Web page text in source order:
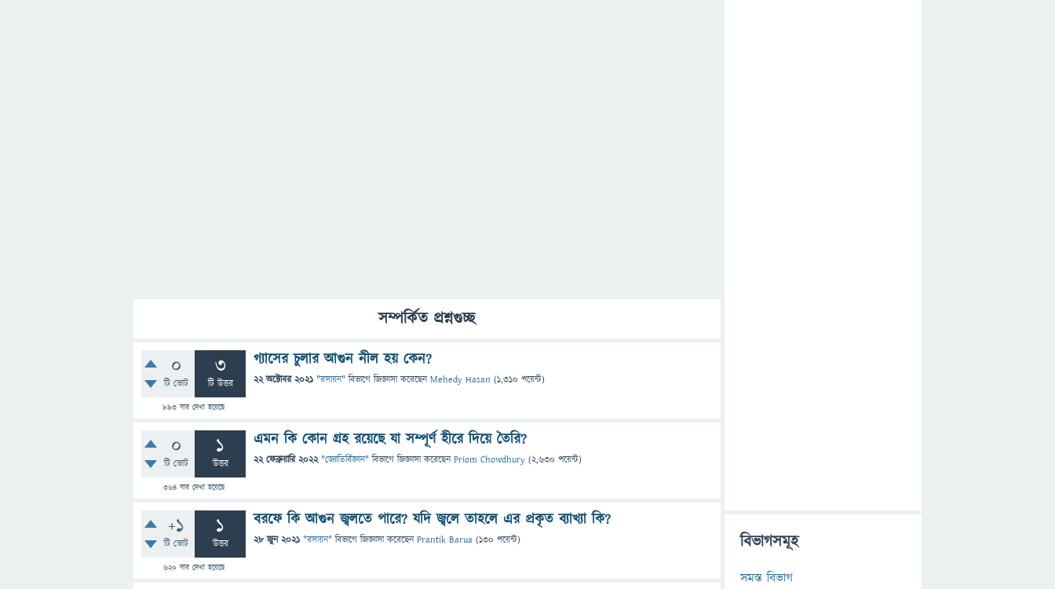
সম্পর্কিত প্রশ্নগুচ্ছ
0
টি ভোট
3
টি উত্তর
893 বার দেখা হয়েছে
গ্যাসের চুলার আগুন নীল হয় কেন?
22 অক্টোবর 2021 "রসায়ন" বিভাগে জিজ্ঞাসাকরেছেনMehedy Hasan (1,310 পয়েন্ট)
0
টি ভোট
1
উত্তর
364বার দেখা হয়েছে
এমন কি কোন গ্রহ রয়েছে যা সম্পূর্ণ হীরে দিয়ে তৈরি?
22 ফেব্রুয়ারি 2022 "জ্যোতির্বিজ্ঞান" বিভাগে জিজ্ঞাসাকরেছেনPriom Chowdhury (2,630 পয়েন্ট)
+1
টি ভোট
1
উত্তর
620 বার দেখা হয়েছে
বরফে কি আগুন জ্বলতে পারে? যদি জ্বলে তাহলে এর প্রকৃত ব্যাখ্যা কি?
28 জুন 2021 "রসায়ন" বিভাগে জিজ্ঞাসাকরেছেনPrantik Barua (130 পয়েন্ট) বিভাগসমূহ
সমস্ত বিভাগ